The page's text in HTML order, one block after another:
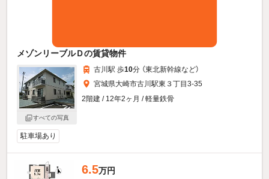
メゾンリーブルＤの賃貸物件
すべての写真
古川駅 歩10分 （東北新幹線など）
宮城県大崎市古川駅東３丁目3-35
2階建 / 12年2ヶ月 / 軽量鉄骨
駐車場あり
6.5万円